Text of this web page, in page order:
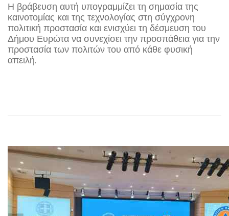
Η βράβευση αυτή υπογραμμίζει τη σημασία της
καινοτομίας και της τεχνολογίας στη σύγχρονη
πολιτική προστασία και ενισχύει τη δέσμευση του
Δήμου Ευρώτα να συνεχίσει την προσπάθεια για την
προστασία των πολιτών του από κάθε φυσική
απειλή.